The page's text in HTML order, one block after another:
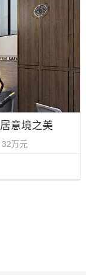
意境之美
32万元